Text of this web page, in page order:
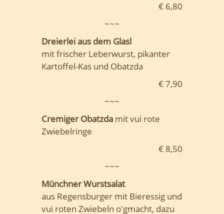
€ 6,80
~~~
Dreierlei aus dem Glasl
mit frischer Leberwurst, pikanter
Kartoffel-Kas und Obatzda
€ 7,90
~~~
Cremiger Obatzdamit vui rote
Zwiebelringe
€ 8,50
~~~
Münchner Wurstsalat
aus Regensburger mit Bieressig und
vui roten Zwiebeln o'gmacht, dazu